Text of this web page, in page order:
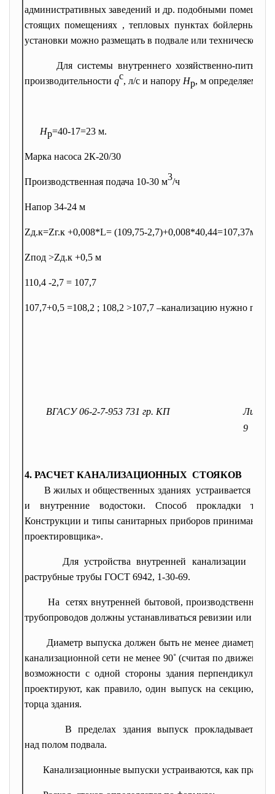
административных заведений и др. подобными
стоящих помещениях , тепловых пунктах бойлерных,
установки можно размещать в подвале или техническом
Для системы внутреннегохозяйственно-
производительности qс, л/с и напору Нр, м
Нр=40-17=23 м.
Марка насоса 2К-20/30
Производственная подача 10-30 м3/ч
Напор 34-24 м
Zд.к=Zг.к +0,008*L= (109,75-2,7)+0,008*40,44=107,37м
Zпод >Zд.к +0,5 м
110,4 -2,7 = 107,7
107,7+0,5 =108,2 ; 108,2 >107,7 –канализацию нужно
ВГАСУ 06-2-7-953 731 гр. КП
Лист
9
4. РАСЧЕТ КАНАЛИЗАЦИОННЫХ СТОЯКОВ
В жилых и общественных зданиях устраивается
и внутренние водостоки. Способ прокладки
Конструкции и типы санитарных приборов принимаются
проектировщика».
Для устройства внутренней канализации
раструбные трубы ГОСТ 6942, 1-30-69.
На сетях внутренней бытовой, производственной
трубопроводов должны устанавливаться ревизии или
Диаметр выпуска должен быть не менее диаметра
канализационной сети не менее 90˚ (считая по
возможности с одной стороны здания
проектируют, как правило, один выпуск на секцию,
торца здания.
В пределах здания выпуск прокладывается
над полом подвала.
Канализационные выпуски устраиваются, как